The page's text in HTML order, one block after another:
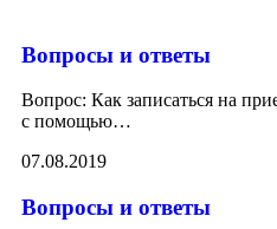
Вопросы и ответы
Вопрос: Как записаться на
с помощью…
07.08.2019
Вопросы и ответы